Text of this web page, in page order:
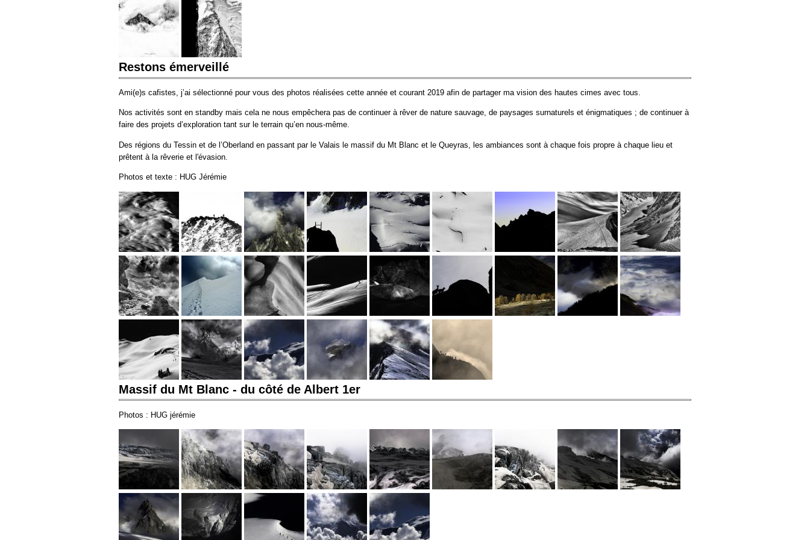
Restons émerveillé
Ami(e)s cafistes, j’ai sélectionné pour vous des photos réalisées cette année et courant 2019 afin de partager ma vision des hautes cimes avec tous.
Nos activités sont en standby mais cela ne nous empêchera pas de continuer à rêver de nature sauvage, de paysages surnaturels et énigmatiques ; de continuer à
faire des projets d’exploration tant sur le terrain qu’en nous-même.
Des régions du Tessin et de l’Oberland en passant par le Valais le massif du Mt Blanc et le Queyras, les ambiances sont à chaque fois propre à chaque lieu et
prêtent à la rêverie et l'évasion.
Photos et texte : HUG Jérémie
Massif du Mt Blanc - du côté de Albert 1er
Photos : HUG jérémie